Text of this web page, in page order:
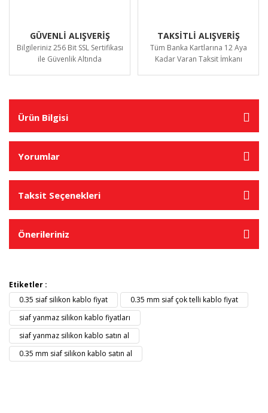
GÜVENLİ ALIŞVERİŞ
Bilgileriniz 256 Bit SSL Sertifikası
ile Güvenlik Altında
TAKSİTLİ ALIŞVERİŞ
Tüm Banka Kartlarına 12 Aya
Kadar Varan Taksit İmkanı
Ürün Bilgisi
Yorumlar
Taksit Seçenekleri
Önerileriniz
Etiketler :
0.35 siaf silikon kablo fiyat
0.35 mm siaf çok telli kablo fiyat
siaf yanmaz silikon kablo fiyatları
siaf yanmaz silikon kablo satın al
0.35 mm siaf silikon kablo satın al